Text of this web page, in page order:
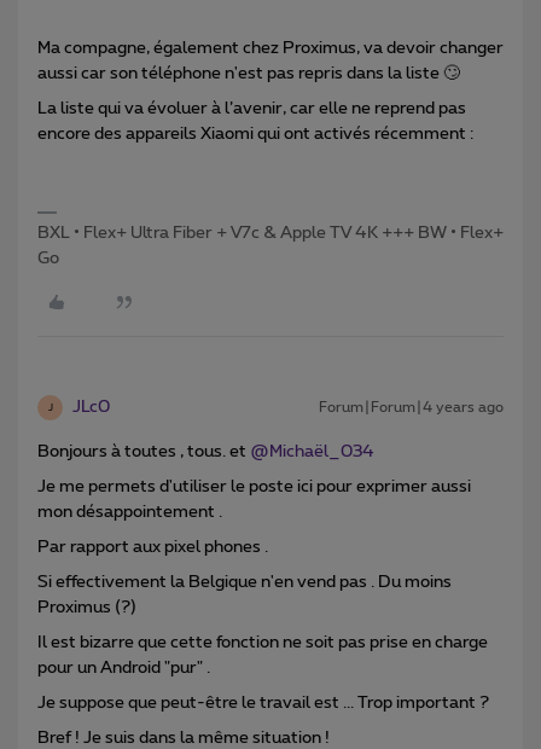
Ma compagne, également chez Proximus, va devoir changer
aussi car son téléphone n'est pas repris dans la liste 🙄
La liste qui va évoluer à l’avenir, car elle ne reprend pas
encore des appareils Xiaomi qui ont activés récemment :
BXL • Flex+ Ultra Fiber + V7c & Apple TV 4K +++ BW • Flex+
Go
JLc0 Forum|Forum|4 years ago
Bonjours à toutes , tous. et @Michaël_034
Je me permets d'utiliser le poste ici pour exprimer aussi
mon désappointement .
Par rapport aux pixel phones .
Si effectivement la Belgique n'en vend pas . Du moins
Proximus (?)
Il est bizarre que cette fonction ne soit pas prise en charge
pour un Android "pur" .
Je suppose que peut-être le travail est ... Trop important ?
Bref ! Je suis dans la même situation !